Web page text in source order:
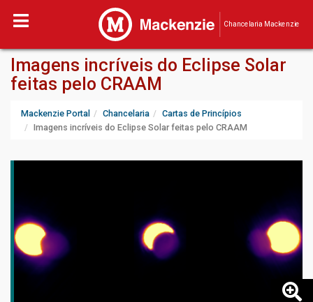
Chancelaria Mackenzie
Imagens incríveis do Eclipse Solar
feitas pelo CRAAM
Mackenzie Portal Chancelaria
Cartas de Princípios
Imagens incríveis do Eclipse Solar feitas pelo CRAAM